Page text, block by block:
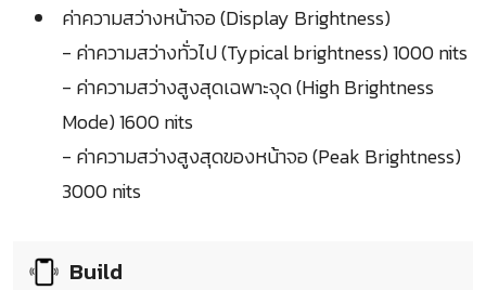
ค่าความสว่างหน้าจอ (Display Brightness)
- ค่าความสว่างทั่วไป (Typical brightness) 1000 nits
- ค่าความสว่างสูงสุดเฉพาะจุด (High Brightness
Mode) 1600 nits
- ค่าความสว่างสูงสุดของหน้าจอ (Peak Brightness)
3000 nits
Build